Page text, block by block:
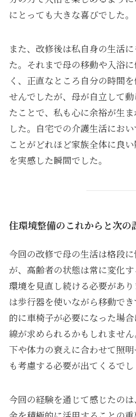
にとっても大きな喜びでした。
また、改修後は私自身の生活
た。それまで母の移動や入浴
く、正直なところ自分の時間
せんでしたが、母が自立して
たことで、私も心に余裕が生
した。自宅での介護生活にお
ことがどれほど家族全体に良
を実感した瞬間でした。
住環境整備のこれからと次の
今回の改修で母の生活は格段
が、高齢者の状態は常に変化
環境を見直し続ける必要があ
は歩行器を使いながら移動で
的に車椅子が必要になった場
線が求められるかもしれませ
下や体力の衰えに合わせて照
も考慮する必要が出てくるでし
今回の経験を通じて感じたの